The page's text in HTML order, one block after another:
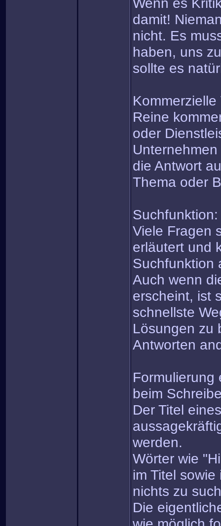
damit!
nicht. Es
haben, uns
sollte es
Reine
oder
die Antwort
Thema oder
Suchfunktion:
Viele Fragen
erläutert und
Suchfunktion
Auch wenn
erscheint, ist
schnellste
Lösungen zu
Antworten
Formulierung
beim
Der Titel
werden.
Wörter wie
im Titel
nichts zu
Die